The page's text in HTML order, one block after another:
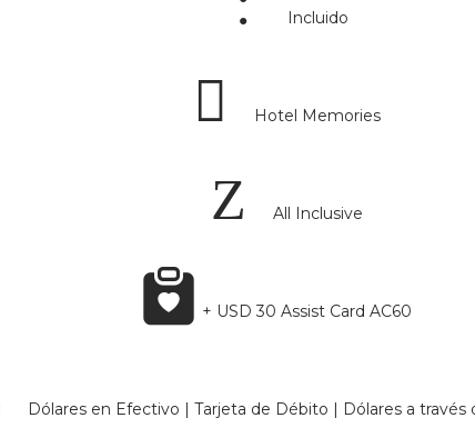
Incluido
Hotel Memories
All Inclusive
+ USD 30 Assist Card AC60
Dólares en Efectivo | Tarjeta de Débito | Dólares a través